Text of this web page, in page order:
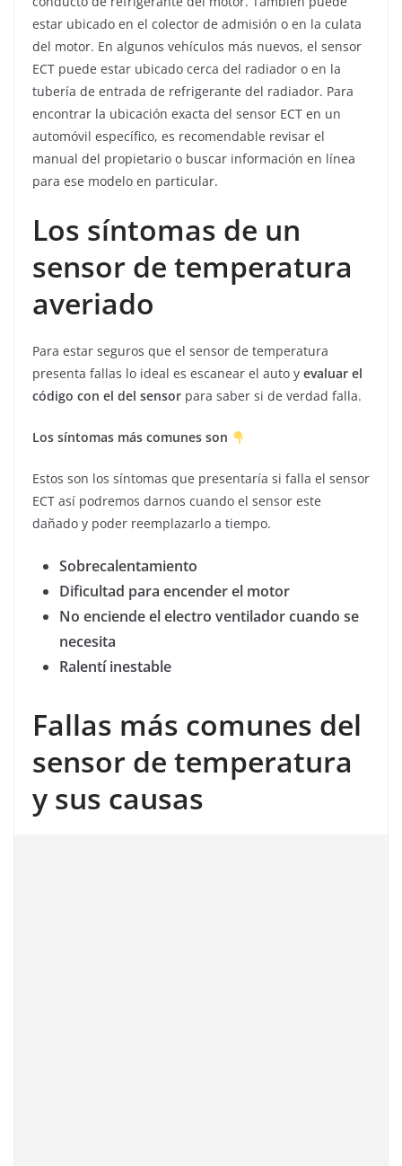
estar ubicado en el colector de admisión o en la culata
del motor. En algunos vehículos más nuevos, el sensor
ECT puede estar ubicado cerca del radiador o en la
tubería de entrada de refrigerante del radiador. Para
encontrar la ubicación exacta del sensor ECT en un
automóvil específico, es recomendable revisar el
manual del propietario o buscar información en línea
para ese modelo en particular.
Los síntomas de un
sensor de temperatura
averiado
Para estar seguros que el sensor de temperatura
presenta fallas lo ideal es escanear el auto y evaluar el
código con el del sensor para saber si de verdad falla.
Los síntomas más comunes son
Estos son los síntomas que presentaría si falla el sensor
ECT así podremos darnos cuando el sensor este
dañado y poder reemplazarlo a tiempo.
Sobrecalentamiento
Dificultad para encender el motor
No enciende el electro ventilador cuando se
necesita
Ralentí inestable
Fallas más comunes del
sensor de temperatura
y sus causas